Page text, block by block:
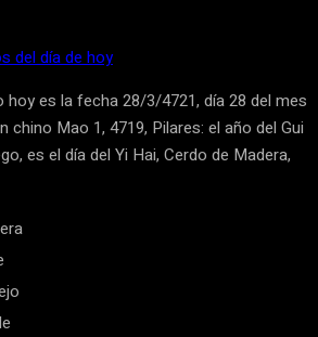
del día de hoy
hoy es la fecha 28/3/4721, día 28 del mes
chino Mao 1, 4719, Pilares: el año del Gui
es el día del Yi Hai, Cerdo de Madera,